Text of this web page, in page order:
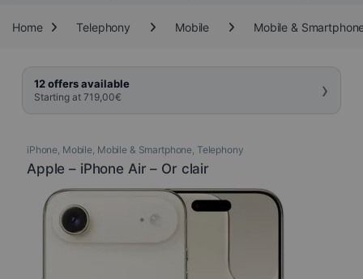
Home Telephony Mobile Mobile &
12 offers available
Starting at 719,00€ ›
iPhone, Mobile, Mobile & Smartphone, Telephony
Apple – iPhone Air – Or clair